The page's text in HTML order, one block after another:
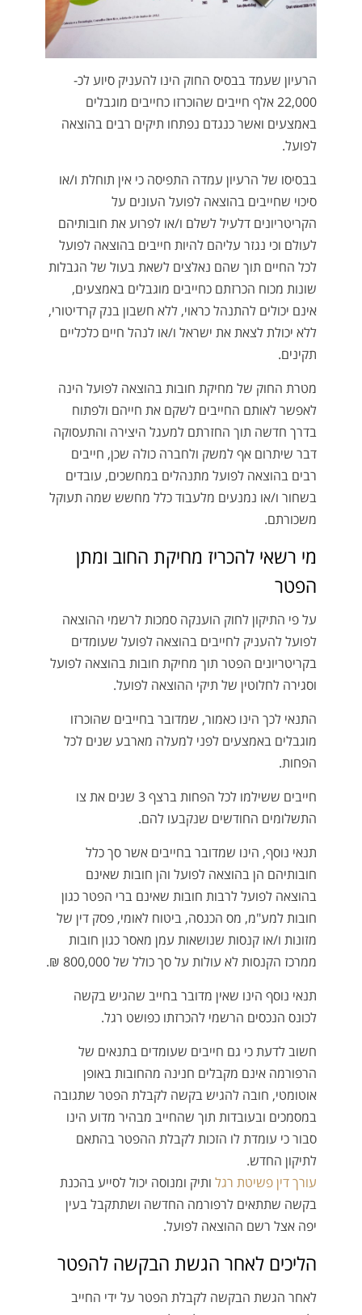
הרעיון שעמד בבסיס החוק הינו להעניק סיוע לכ-
22,000 אלף חייבים שהוכרזו כחייבים מוגבלים
באמצעים ואשר כנגדם נפתחו תיקים רבים בהוצאה
לפועל.
בבסיסו של הרעיון עמדה התפיסה כי אין תוחלת ו/או
סיכוי שחייבים בהוצאה לפועל העונים על
הקריטריונים דלעיל לשלם ו/או לפרוע את חובותיהם
לעולם וכי נגזר עליהם להיות חייבים בהוצאה לפועל
לכל החיים תוך שהם נאלצים לשאת בעול של הגבלות
שונות מכוח הכרזתם כחייבים מוגבלים באמצעים,
אינם יכולים להתנהל כראוי, ללא חשבון בנק קרדיטורי,
ללא יכולת לצאת את ישראל ו/או לנהל חיים כלכליים
תקינים.
מטרת החוק של מחיקת חובות בהוצאה לפועל הינה
לאפשר לאותם החייבים לשקם את חייהם ולפתוח
בדרך חדשה תוך החזרתם למעגל היצירה והתעסוקה
דבר שיתרום אף למשק ולחברה כולה שכן, חייבים
רבים בהוצאה לפועל מתנהלים במחשכים, עובדים
בשחור ו/או נמנעים מלעבוד כלל מחשש שמה תעוקל
משכורתם.
מי רשאי להכריז מחיקת החוב ומתן
הפטר
על פי התיקון לחוק הוענקה סמכות לרשמי ההוצאה
לפועל להעניק לחייבים בהוצאה לפועל שעומדים
בקריטריונים הפטר תוך מחיקת חובות בהוצאה לפועל
וסגירה לחלוטין של תיקי ההוצאה לפועל.
התנאי לכך הינו כאמור, שמדובר בחייבים שהוכרזו
מוגבלים באמצעים לפני למעלה מארבע שנים לכל
הפחות.
חייבים ששילמו לכל הפחות ברצף 3 שנים את צו
התשלומים החודשים שנקבעו להם.
תנאי נוסף, הינו שמדובר בחייבים אשר סך כלל
חובותיהם הן בהוצאה לפועל והן חובות שאינם
בהוצאה לפועל לרבות חובות שאינם ברי הפטר כגון
חובות למע"מ, מס הכנסה, ביטוח לאומי, פסק דין של
מזונות ו/או קנסות שנושאות עמן מאסר כגון חובות
ממרכז הקנסות לא עולות על סך כולל של 800,000 ₪.
תנאי נוסף הינו שאין מדובר בחייב שהגיש בקשה
לכונס הנכסים הרשמי להכרזתו כפושט רגל.
חשוב לדעת כי גם חייבים שעומדים בתנאים של
הרפורמה אינם מקבלים חנינה מהחובות באופן
אוטומטי, חובה להגיש בקשה לקבלת הפטר שתגובה
במסמכים ובעובדות תוך שהחייב מבהיר מדוע הינו
סבור כי עומדת לו הזכות לקבלת ההפטר בהתאם
לתיקון החדש.
עורך דין פשיטת רגל ותיק ומנוסה יכול לסייע בהכנת
בקשה שתתאים לרפורמה החדשה ושתתקבל בעין
יפה אצל רשם ההוצאה לפועל.
הליכים לאחר הגשת הבקשה להפטר
לאחר הגשת הבקשה לקבלת הפטר על ידי החייב